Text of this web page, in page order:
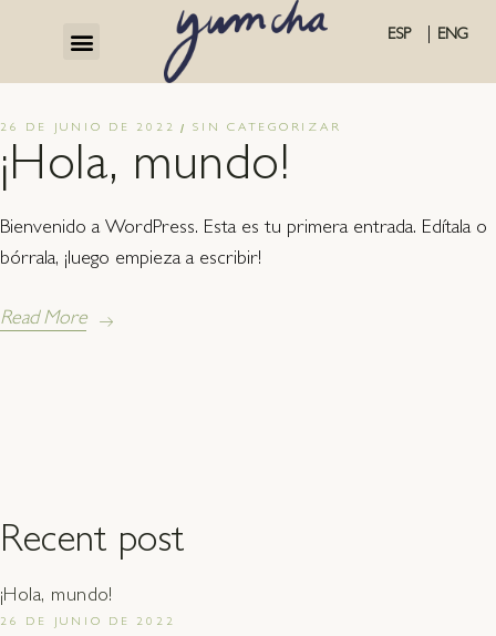
ESP ENG
26 DE JUNIO DE 2022 SIN CATEGORIZAR
¡Hola, mundo!
Bienvenido a WordPress. Esta es tu primera entrada. Edítala o
bórrala, ¡luego empieza a escribir!
Read More
Recent post
¡Hola, mundo!
26 DE JUNIO DE 2022